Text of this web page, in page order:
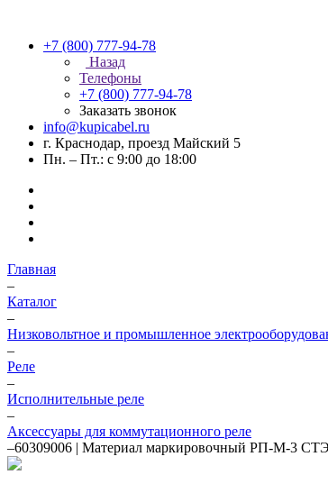
+7 (800) 777-94-78
Назад
Телефоны
+7 (800) 777-94-78
Заказать звонок
info@kupicabel.ru
г. Краснодар, проезд Майский 5
Пн. – Пт.: с 9:00 до 18:00
Главная
–
Каталог
–
Низковольтное и промышленное
–
Реле
–
Исполнительные реле
–
Аксессуары для коммутационного реле
–60309006 | Материал маркировочный РП-М-3